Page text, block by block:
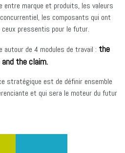
entre marque et produits, les valeurs
les composants qui ont
pressentis pour le futur.
autour de 4 modules de travail : the
the claim.
stratégique est de définir ensemble
et qui sera le moteur du futur